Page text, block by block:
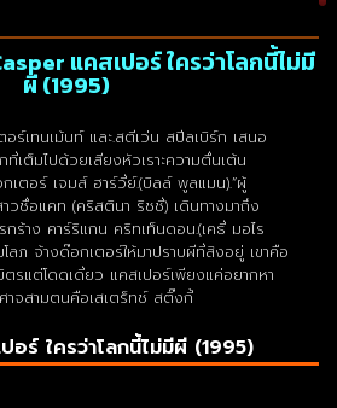
แคสเปอร์ ใครว่าโลกนี้ไม่มี
ผี (1995)
ร์เทนเม้นท์ และ.สตีเว่น สปีลเบิร์ก เสนอ
เต็มไปด้วยเสียงหัวเราะความตื่นเต้น
กเตอร์ เจมส์ ฮาร์วี่ย์.(บิลล์ พูลแมน).”ผู้
าวชื่อแคท (คริสตินา ริชชี่) เดินทางมาถึง
ร้าง คาร์ริแกน คริทเท็นดอน.(เคธี่ มอไร
ลภ จ้างด๊อกเตอร์ให้มาปราบผีที่สิงอยู่ เขาคือ
รแต่โดดเดี่ยว แคสเปอร์เพียงแค่อยากหา
จสามตนคือเสเตร็ทช์ สติ๊งกี้
ร์ ใครว่าโลกนี้ไม่มีผี (1995)